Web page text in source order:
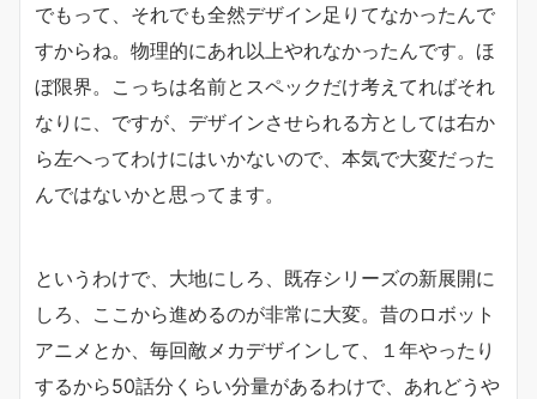
でもって、それでも全然デザイン足りてなかったんで
すからね。物理的にあれ以上やれなかったんです。ほ
ぼ限界。こっちは名前とスペックだけ考えてればそれ
なりに、ですが、デザインさせられる方としては右か
ら左へってわけにはいかないので、本気で大変だった
んではないかと思ってます。
というわけで、大地にしろ、既存シリーズの新展開に
しろ、ここから進めるのが非常に大変。昔のロボット
アニメとか、毎回敵メカデザインして、１年やったり
するから50話分くらい分量があるわけで、あれどうや